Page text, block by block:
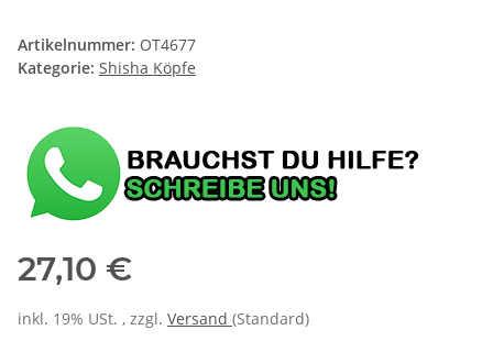
Artikelnummer: OT4677
Kategorie: Shisha Köpfe
27,10 €
inkl. 19% USt. , zzgl. Versand (Standard)